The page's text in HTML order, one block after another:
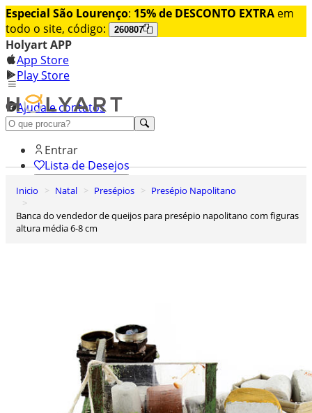
Especial São Lourenço: 15% de DESCONTO EXTRA em
todo o site, código:
260807
Holyart APP
App Store
Play Store
Ajuda e contatos
Conheça premium
Entrar
Lista de Desejos
Inicio Natal Presépios
Presépio Napolitano
Banca do vendedor de queijos para presépio napolitano com figuras
altura média 6-8 cm